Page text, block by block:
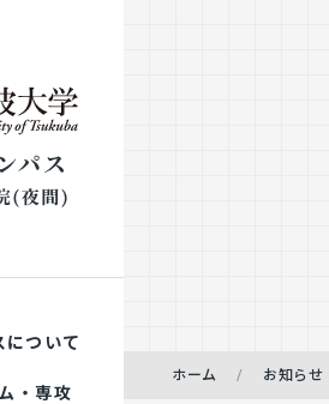
について
・専攻
ホーム お知らせ